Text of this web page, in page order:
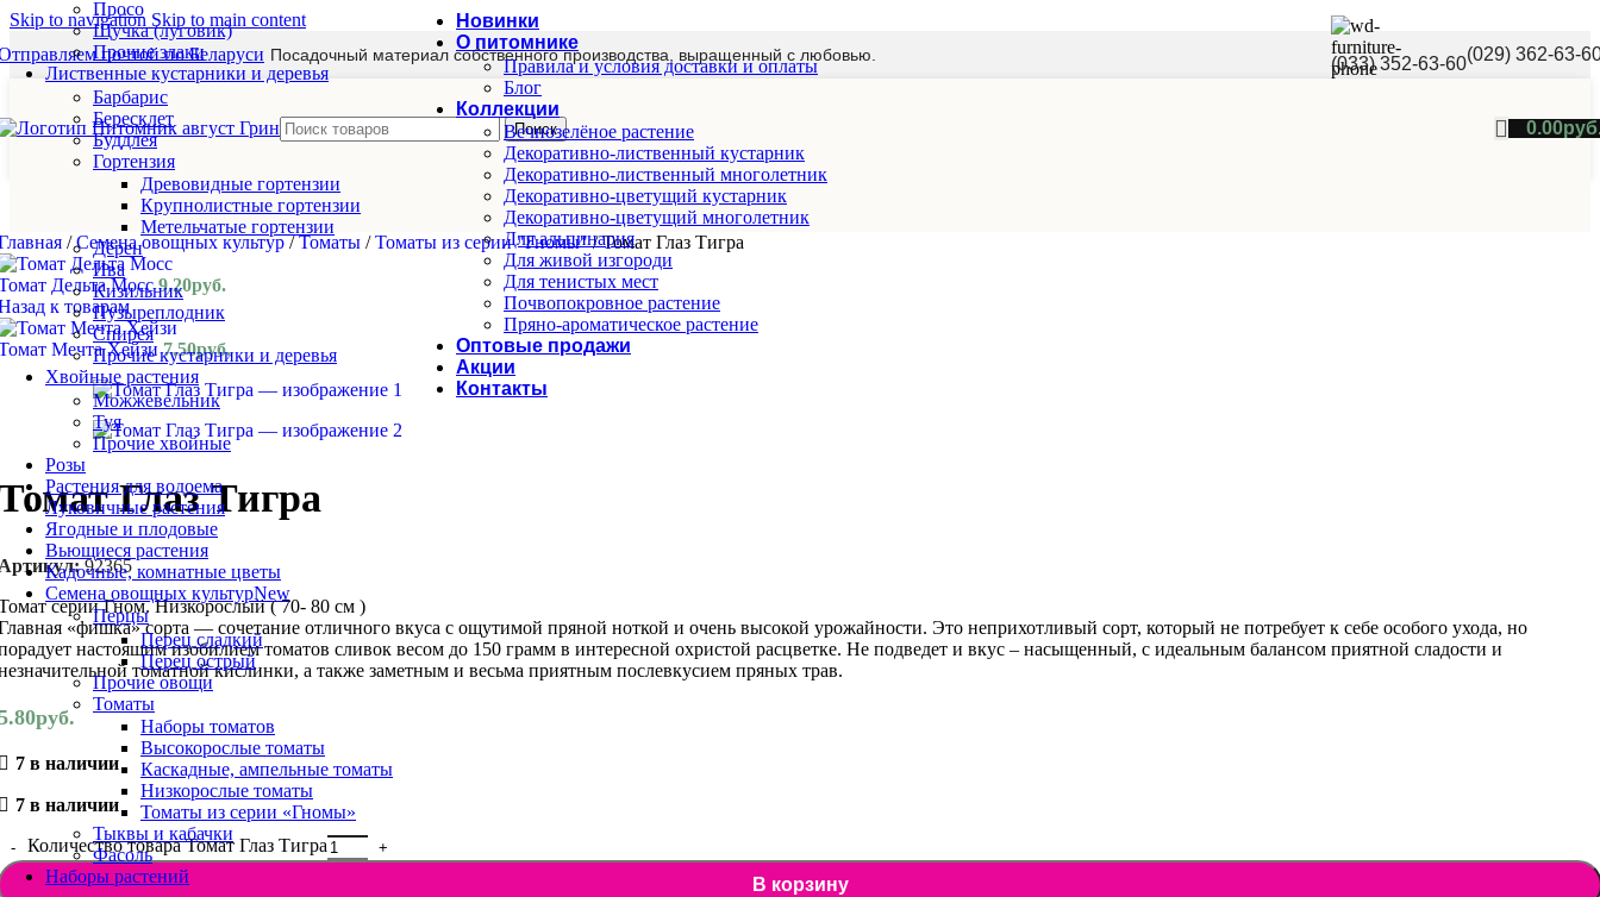
Skip to navigation Skip to main content
почтой по Беларуси Посадочный материал собственного производства, выращенный с любовью. (033) 352-63-60(029) 362-63-
Поиск 0.00
Просо
Щучка (луговик)
Прочие злаки
Лиственные кустарники и деревья
Барбарис
Бересклет
Буддлея
Гортензия
Древовидные гортензии
Крупнолистные гортензии
Метельчатые гортензии
Дёрен
Ива
Кизильник
Пузыреплодник
Спирея
Прочие кустарники и деревья
Хвойные растения
Можжевельник
Туя
Прочие хвойные
Розы
Растения для водоема
Луковичные растения
Ягодные и плодовые
Вьющиеся растения
Кадочные, комнатные цветы
Семена овощных культурNew
Перцы
Перец сладкий
Перец острый
Прочие овощи
Томаты
Наборы томатов
Высокорослые томаты
Каскадные, ампельные томаты
Низкорослые томаты
Томаты из серии «Гномы»
Тыквы и кабачки
Фасоль
Наборы растений
Новинки
О питомнике
Правила и условия доставки и оплаты
Блог
Коллекции
Вечнозелёное растение
Декоративно-лиственный кустарник
Декоративно-лиственный многолетник
Декоративно-цветущий кустарник
Декоративно-цветущий многолетник
Для альпинария
Для живой изгороди
Для тенистых мест
Почвопокровное растение
Пряно-ароматическое растение
Оптовые продажи
Акции
Контакты
/ Семена овощных культур/ Томаты / Томаты из серии "Гномы"/ Томат Глаз Тигра
Дельта Мосс9.20руб.
к товарам
Мечта Хейзи7.50руб.
Глаз Тигра
92365
серии Гном. Низкорослый ( 70- 80 см )
«фишка» сорта — сочетание отличного вкуса с ощутимой пряной ноткой и очень высокой урожайности. Это неприхотливый сорт, который не потребует к себе особого ухода, но
настоящим изобилием томатов сливок весом до 150 грамм в интересной охристой расцветке. Не подведет и вкус – насыщенный, с идеальным балансом приятной сладости и
томатной кислинки, а также заметным и весьма приятным послевкусием пряных трав.
руб.
7 в наличии
7 в наличии
Количество товара Томат Глаз Тигра
В корзину